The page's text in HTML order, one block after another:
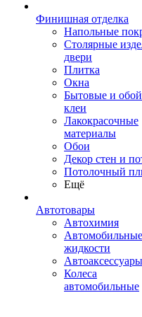
Финишная отделка
Напольные
Столярные
двери
Плитка
Окна
Бытовые и
клеи
Лакокрасочные
материалы
Обои
Декор стен и
Потолочный
Ещё
Автотовары
Автохимия
Автомобильные
жидкости
Автоаксессуары
Колеса
автомобильные